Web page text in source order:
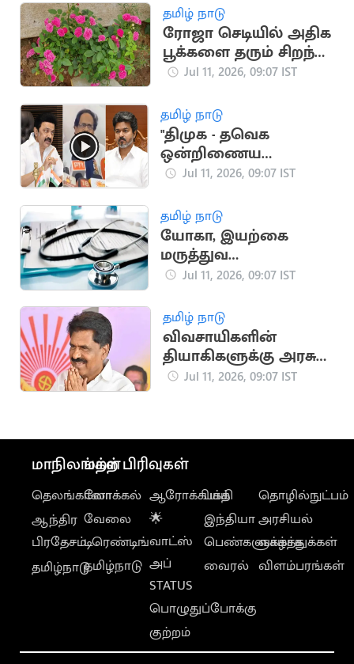
தமிழ் நாடு
ரோஜா செடியில் அதிக
பூக்களை தரும் சிறந்த
இயற்கை உரங்கள்
Jul 11, 2026, 09:07 IST
தமிழ் நாடு
"திமுக - தவெக
ஒன்றிணைய
வேண்டும்".. சிபிஐ
Jul 11, 2026, 09:07 IST
தமிழ் நாடு
யோகா, இயற்கை
மருத்துவ
பட்டப்படிப்பிற்கு
விண்ணப்பங்கள்
வரவேற்பு
Jul 11, 2026, 09:07 IST
தமிழ் நாடு
விவசாயிகளின்
தியாகிகளுக்கு அரசு
வேலை: ஈஸ்வரன்
Jul 11, 2026, 09:07 IST
மாநிலங்கள்
தெலங்கானா
ஆந்திர
பிரதேசம்
தமிழ்நாடு
மற்ற பிரிவுகள்
லோக்கல்
வேலை
டிரெண்டிங்
தமிழ்நாடு
ஆரோக்கியம்
🌟
வாட்ஸ்
அப்
STATUS
பொழுதுப்போக்கு
குற்றம்
பக்தி
இந்தியா
பெண்களுக்காக
வைரல்
தொழில்நுட்பம்
அரசியல்
வாழ்த்துக்கள்
விளம்பரங்கள்